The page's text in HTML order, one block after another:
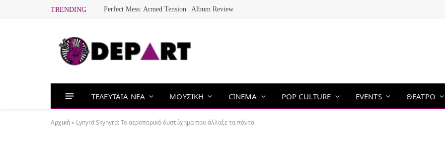
TRENDING Perfect Mess: Armed Tension | Album Review
ΤΕΛΕΥΤΑΙΑ ΝΕΑ ΜΟΥΣΙΚΗ CINEMA POP CULTURE EVENTS ΘΕΑΤΡΟ
Αρχική » Lynyrd Skynyrd: Το αεροπορικό δυστύχημα που άλλαξε τα πάντα